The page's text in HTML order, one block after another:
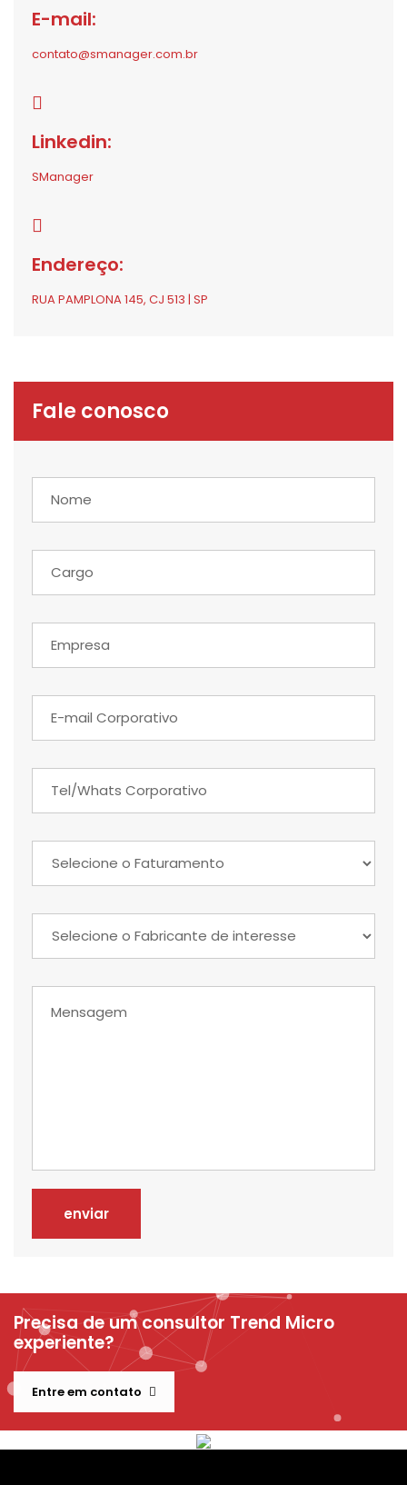
E-mail:
contato@smanager.com.br
Linkedin:
SManager
Endereço:
RUA PAMPLONA 145, CJ 513 | SP
Fale conosco
enviar
Precisa de um consultor Trend Micro
experiente?
Entre em contato